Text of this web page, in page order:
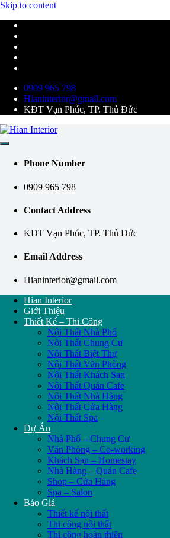
Skip to content
0909 965 798
Hianinterior@gmail.com
KĐT Vạn Phúc, TP. Thủ Đức
Hian Interior
Phone Number
0909 965 798
Contact Address
KĐT Vạn Phúc, TP. Thủ Đức
Email Address
Hianinterior@gmail.com
Hian Interior
Giới Thiệu
Thiết Kế – Thi Công
Nội Thất Nhà Phố
Nội Thất Chung Cư
Nội Thất Biệt Thự
Nội Thất Văn Phòng
Nội Thất Khách Sạn
Nội Thất Quán Cafe
Nội Thất Nhà Hàng
Nội Thất Cửa Hàng
Nội Thất Spa
Dự Án
Nhà Phố – Chung Cư
Văn Phòng – Co-working
Khách Sạn – Homestay
Nhà Hàng – Quán Cafe
Shop – Cửa Hàng
Spa – Salon
Báo Giá
Thiết kế nội thất
Thi công nội thất
Thi công hoàn thiện